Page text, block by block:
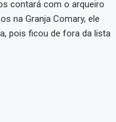
contará com o arqueiro
na Granja Comary, ele
pois ficou de fora da lista